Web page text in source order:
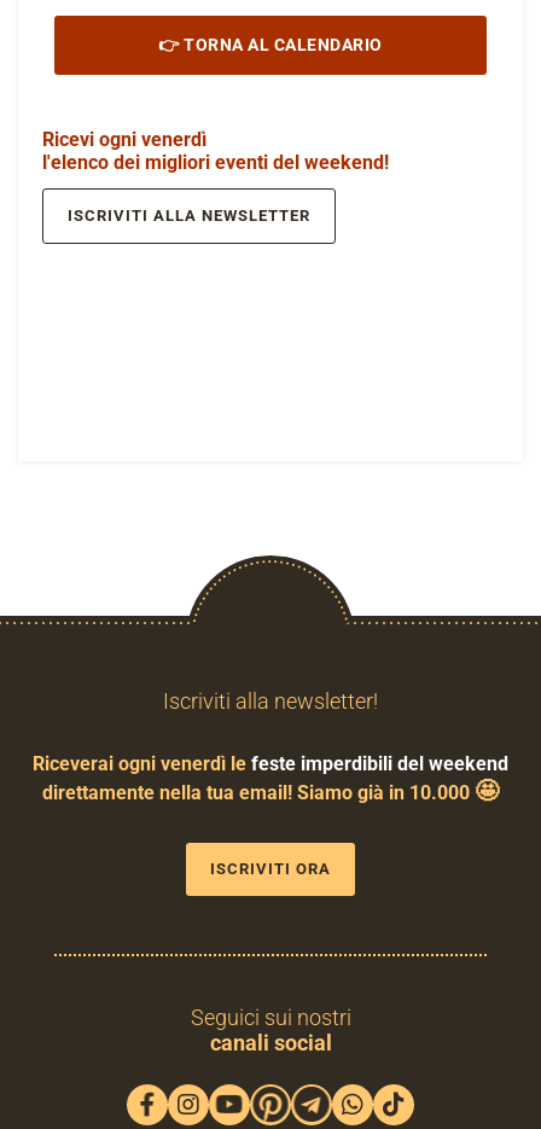
👉 TORNA AL CALENDARIO
Ricevi ogni venerdì
l'elenco dei migliori eventi del weekend!
ISCRIVITI ALLA NEWSLETTER
Iscriviti alla newsletter!
Riceverai ogni venerdì le feste imperdibili del weekend
direttamente nella tua email! Siamo già in 10.000 🤩
ISCRIVITI ORA
Seguici sui nostri
canali social